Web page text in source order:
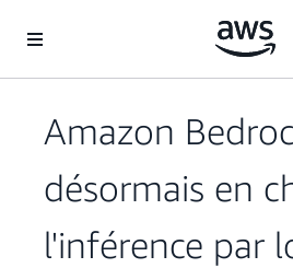
Amazon
désormais en
l'inférence par